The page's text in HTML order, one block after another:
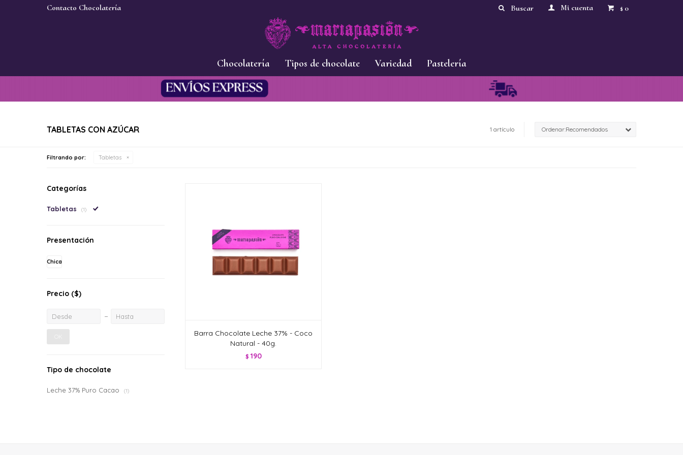
Chocolatería Tipos de chocolate Variedad Pastelería
$ 0
Contacto Chocolatería
TABLETAS CON AZÚCAR 1 artículo Recomendados
Filtrando por: Tabletas
Barra Chocolate Leche 37% - Coco
Natural - 40g.
$ 190
Categorías
Tabletas (1)
Presentación
Chica
Precio ($)
Tipo de chocolate
Leche 37% Puro Cacao (1)